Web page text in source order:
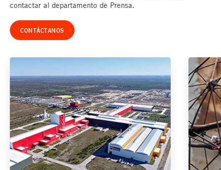
contactar al departamento de Prensa.
CONTÁCTANOS